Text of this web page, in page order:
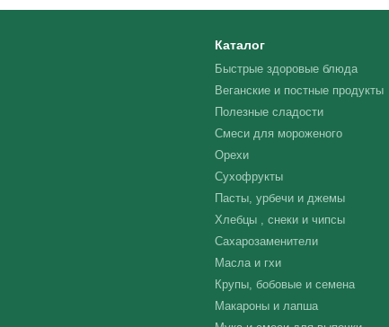
Каталог
Быстрые здоровые блюда
Веганские и постные продукты
Полезные сладости
Смеси для мороженого
Орехи
Сухофрукты
Пасты, урбечи и джемы
Хлебцы , снеки и чипсы
Сахарозаменители
Масла и гхи
Крупы, бобовые и семена
Макароны и лапша